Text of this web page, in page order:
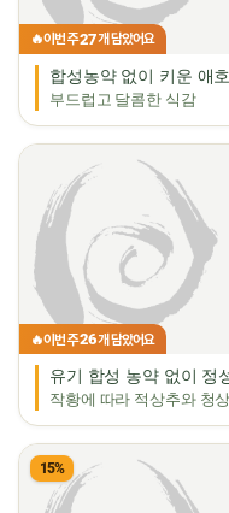
🔥이번 주27개 담았어요
합성농약 없이 키운 애
부드럽고 달콤한 식감
🔥이번 주26개 담았어요
유기 합성 농약 없이 정
작황에 따라 적상추와 청
15%